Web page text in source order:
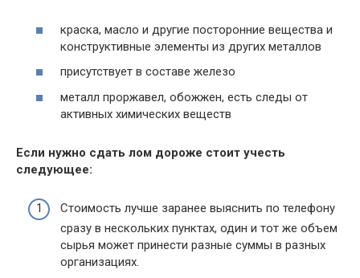
краска, масло и другие посторонние вещества и
конструктивные элементы из других металлов
присутствует в составе железо
металл проржавел, обожжен, есть следы от
активных химических веществ
Если нужно сдать лом дороже стоит учесть
следующее:
Стоимость лучше заранее выяснить по телефону
сразу в нескольких пунктах, один и тот же объем
сырья может принести разные суммы в разных
организациях.